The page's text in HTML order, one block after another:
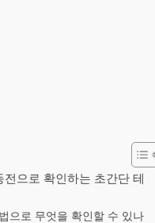
으로 확인하는 초간단 테
으로 무엇을 확인할 수 있나